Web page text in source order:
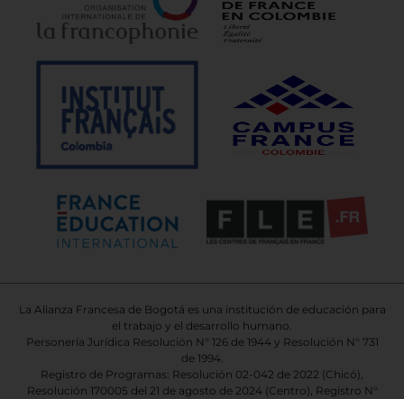
La Alianza Francesa de Bogotá es una institución de educación para
el trabajo y el desarrollo humano.
Personería Jurídica Resolución N° 126 de 1944 y Resolución N° 731
de 1994.
Registro de Programas: Resolución 02-042 de 2022 (Chicó),
Resolución 170005 del 21 de agosto de 2024 (Centro), Registro N°